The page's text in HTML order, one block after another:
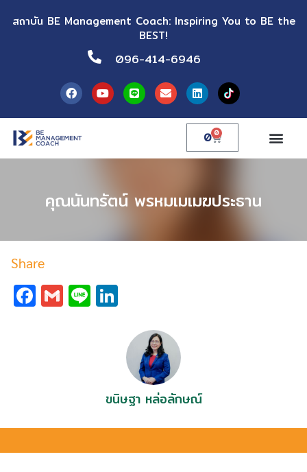
สถาบัน BE Management Coach: Inspiring You to BE the
BEST!
096-414-6946
0 0
คุณนันทรัตน์ พรหมเมเมฆประธาน
Share
Facebook
Gmail
Line
ขนิษฐา หล่อลักษณ์